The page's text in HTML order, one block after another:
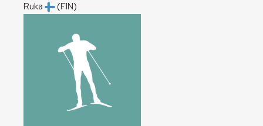
Ruka
(FIN)